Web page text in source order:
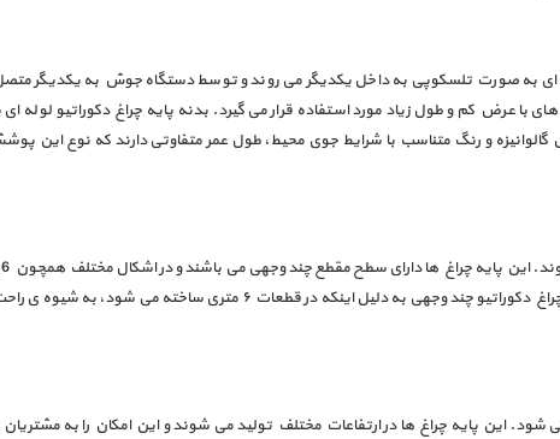
چراغ دکوراتیو لوله ای به صورت تلسکوپی به داخل یکدیگر می روند و توسط دستگاه جوش به
با عرض کم و طول زیاد مورد استفاده قرار می گیرد. بدنه پایه چراغ دکوراتیو لوله ای
و رنگ متناسب با شرایط جوی محیط، طول عمر متفاوتی دارند که نوع این
12 وجهی تولید می شوند. پایه چراغ دکوراتیو چند وجهی در ارتفاع بین 3 الی 15 متر تولید می شود. پایه چراغ دکوراتیو چند وجهی به دلیل
این پایه چراغ ها در ارتفاعات مختلف تولید می شوند و این امکان را به